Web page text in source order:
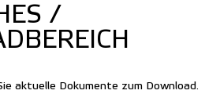
/
aktuelle Dokumente zum Download.